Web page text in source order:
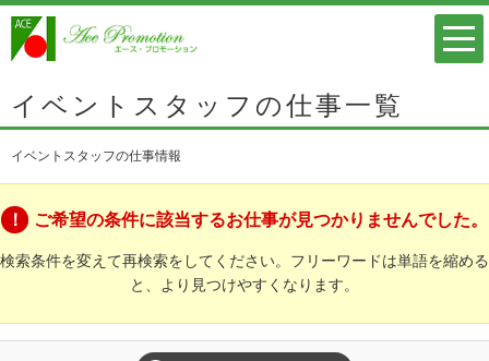
イベントスタッフの仕事一覧
イベントスタッフの仕事情報
ご希望の条件に該当するお仕事が見つかりませんでした。
検索条件を変えて再検索をしてください。フリーワードは単語を縮める
と、より見つけやすくなります。